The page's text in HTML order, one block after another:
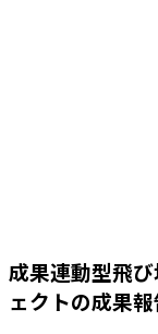
成果連動型飛
ェクトの成果